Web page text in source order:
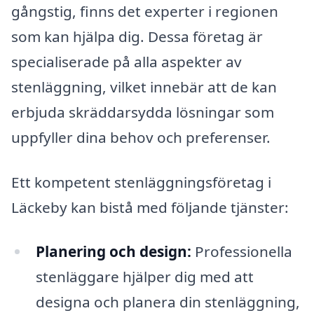
gångstig, finns det experter i regionen
som kan hjälpa dig. Dessa företag är
specialiserade på alla aspekter av
stenläggning, vilket innebär att de kan
erbjuda skräddarsydda lösningar som
uppfyller dina behov och preferenser.
Ett kompetent stenläggningsföretag i
Läckeby kan bistå med följande tjänster:
Planering och design: Professionella
stenläggare hjälper dig med att
designa och planera din stenläggning,